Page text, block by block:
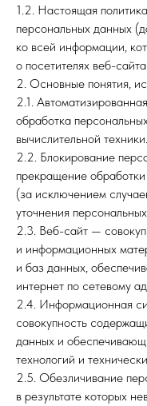
1.2. Настоящая
персональных данных
ко всей информации,
о посетителях веб-
2. Основные понятия,
2.1.
обработка
вычислительной техники.
2.2. Блокирование
прекращение
(за исключением
уточнения
2.3. Веб-сайт —
и информационных
и баз данных,
интернет по сетевому
2.4. Информационная
совокупность
данных и
технологий и
2.5. Обезличивание
в результате которых